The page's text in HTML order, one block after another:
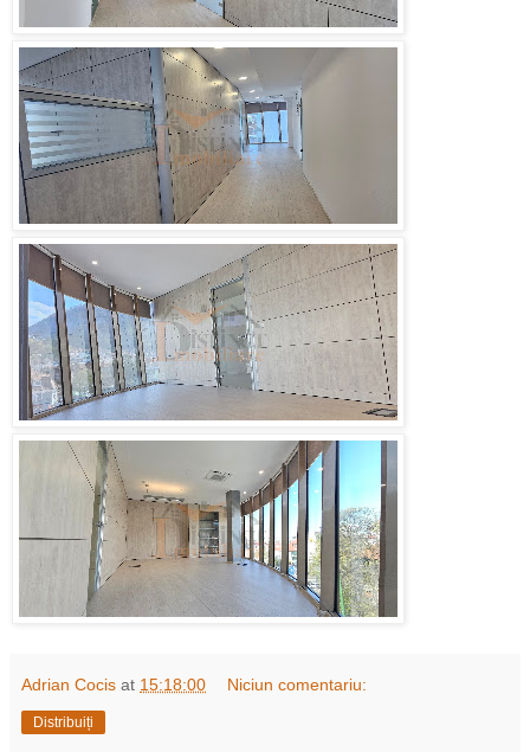
Adrian Cocis at 15:18:00 Niciun comentariu:
Distribuiți